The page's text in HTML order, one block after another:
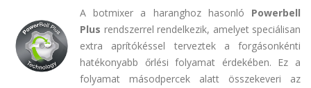
A botmixer a haranghoz hasonló Powerbell
Plus rendszerrel rendelkezik, amelyet speciálisan
extra aprítókéssel terveztek a forgásonkénti
hatékonyabb őrlési folyamat érdekében. Ez a
folyamat másodpercek alatt összekeveri az